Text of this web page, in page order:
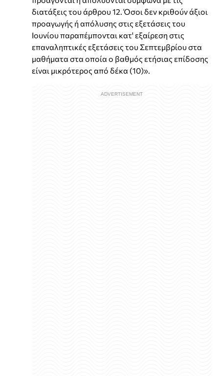
διατάξεις του άρθρου 12. Όσοι δεν κριθούν άξιοι
προαγωγής ή απόλυσης στις εξετάσεις του
Ιουνίου παραπέμπονται κατ' εξαίρεση στις
επαναληπτικές εξετάσεις του Σεπτεμβρίου στα
μαθήματα στα οποία ο βαθμός ετήσιας επίδοσης
είναι μικρότερος από δέκα (10)».